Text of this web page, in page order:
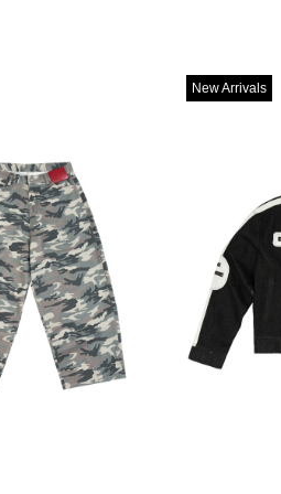
New Arrivals